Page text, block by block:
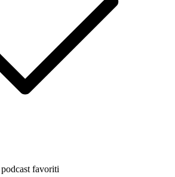
favoriti